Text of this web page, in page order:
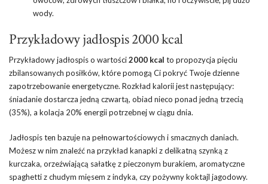
wody.
Przykładowy jadłospis 2000 kcal
Przykładowy jadłospis o wartości2000 kcal to propozycja pięciu
zbilansowanych posiłków, które pomogą Ci pokryć Twoje dzienne
zapotrzebowanie energetyczne. Rozkład kalorii jest następujący:
śniadanie dostarcza jedną czwartą, obiad nieco ponad jedną trzecią
(35%), a kolacja 20% energii potrzebnej w ciągu dnia.
Jadłospis ten bazuje na pełnowartościowych i smacznych daniach.
Możesz w nim znaleźć na przykład kanapki z delikatną szynką z
kurczaka, orzeźwiającą sałatkę z pieczonym burakiem, aromatyczne
spaghetti z chudym mięsem z indyka, czy pożywny koktajl jagodowy.